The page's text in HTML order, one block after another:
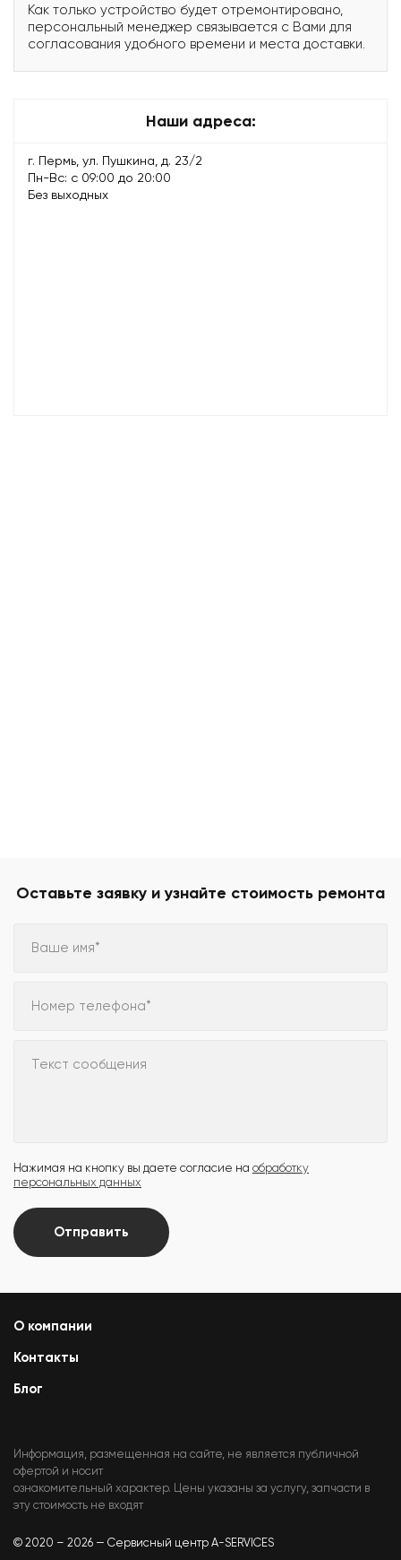
Как только устройство будет отремонтировано,
персональный менеджер связывается с Вами для
согласования удобного времени и места доставки.
Наши адреса:
г. Пермь, ул. Пушкина, д. 23/2
Пн-Вс: с 09:00 до 20:00
Без выходных
Оставьте заявку и узнайте стоимость ремонта
Ваше имя*
Номер телефона*
Текст сообщения
Нажимая на кнопку вы даете согласие на обработку
персональных данных
Отправить
О компании
Контакты
Блог
Информация, размещенная на сайте, не является публичной
офертой и носит
ознакомительный характер. Цены указаны за услугу, запчасти в
эту стоимость не входят
© 2020 – 2026 — Сервисный центр A-SERVICES